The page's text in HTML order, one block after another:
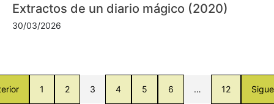
Extractos de un diario mágico (2020)
30/03/2026
1 2 3 4 5 6 … 12